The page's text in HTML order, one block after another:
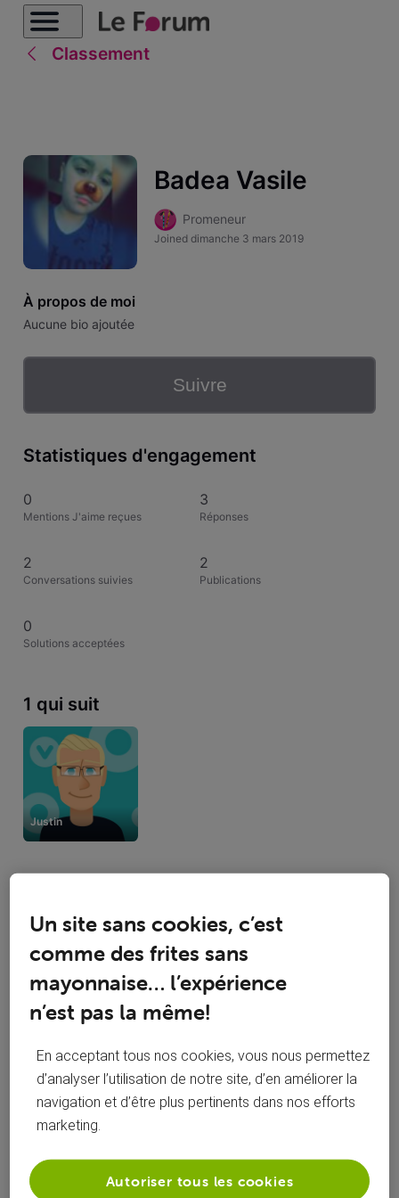
Classement
Badea Vasile
Promeneur
Joined dimanche 3 mars 2019
À propos de moi
Aucune bio ajoutée
Suivre
Statistiques d'engagement
0
Mentions J'aime reçues
3
Réponses
2
Conversations suivies
2
Publications
0
Solutions acceptées
1 qui suit
Justin
Activités de Badea Vasile
Toutesles activités
Selected
Toutesles
activités
Badea Vasile a posté une problème
dimanche 1 décembre 2019
Led DS Modem clignote
Bonjour, La Led DS du modem clignote et ma connexion est
lente. Pouvez vous faire quelque chose sans devoir
m'envoyer un technicien? Merci beaucoup
Un site sans cookies, c’est
comme des frites sans
mayonnaise… l’expérience
n’est pas la même!
En acceptant tous nos cookies, vous nous permettez
d’analyser l’utilisation de notre site, d’en améliorer la
navigation et d’être plus pertinents dans nos efforts
marketing.
Autoriser tous les cookies